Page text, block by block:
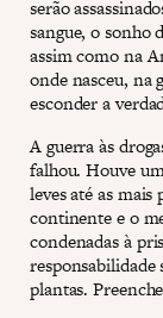
serão
sangue, o sonho
assim como na
onde nasceu, na
esconder a
A guerra às
falhou. Houve
leves até as
continente e o
condenadas à
responsabilidade
plantas.